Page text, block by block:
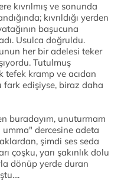
kıvrılmış ve sonunda
kıvrıldığı yerden
başucuna
Usulca doğruldu.
her bir adelesi teker
Tutulmuş
tefek kramp ve acıdan
edişiyse, biraz daha
buradayım, unuturmam
dercesine adeta
şimdi ses seda
çoşku, yarı şakınlık dolu
dönüp yerde duran